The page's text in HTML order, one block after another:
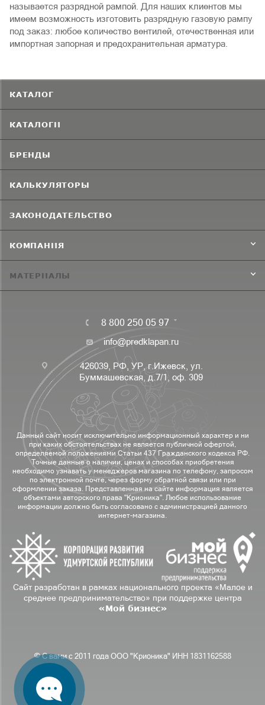
называется разрядной рампой. Для наших клиентов мы
имеем возможность изготовить разрядную газовую рампу
под заказ: любое количество вентилей, отечественная или
импортная запорная и предохранительная арматура.
КАТАЛОГ
КАТАЛОГИ
БРЕНДЫ
КАЛЬКУЛЯТОРЫ
ЗАКОНОДАТЕЛЬСТВО
КОМПАНИЯ
МАТЕРИАЛЫ
8 800 250 05 97
info@predklapan.ru
426039, РФ, УР, г.Ижевск, ул.
Буммашевская, д.7/1, оф. 309
Данный сайт носит исключительно информационный характер и ни
при каких обстоятельствах не является публичной офертой,
определяемой положениями Статьи 437 Гражданского кодекса РФ.
Точные данные о наличии, ценах и способах приобретения
необходимо узнавать у менеджеров магазина по телефону, запросом
по электронной почте, через форму обратной связи или при
оформлении заказа. Представленная на сайте информация является
объектами авторского права "Крионика". Любое использование
информации должно быть согласовано с администрацией данного
интернет-магазина.
Сайт разработан в рамках национального проекта «Малое и
среднее предпринимательство» при поддержке центра
«Мой бизнес»
© С вами с 2011 года ООО "Крионика" ИНН 1831162588